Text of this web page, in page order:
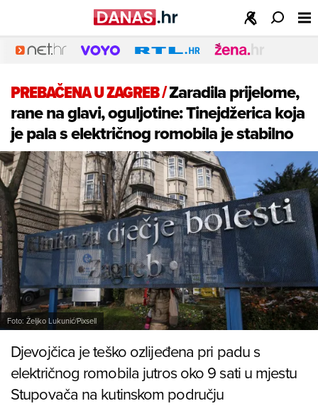
PREBAČENA U ZAGREB/Zaradila prijelome,
rane na glavi, oguljotine: Tinejdžerica koja
je pala s električnog romobila je stabilno
Foto: Željko Lukunić/Pixsell
Djevojčica je teško ozlijeđena pri padu s
električnog romobila jutros oko 9 sati u mjestu
Stupovača na kutinskom području